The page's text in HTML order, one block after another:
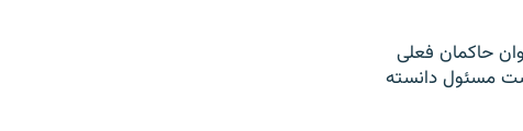
حاکمان فعلی
مسئول دانسته